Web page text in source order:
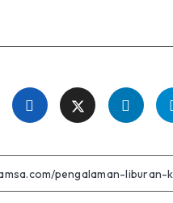
Share
Facebook
Share
Twitter
Share